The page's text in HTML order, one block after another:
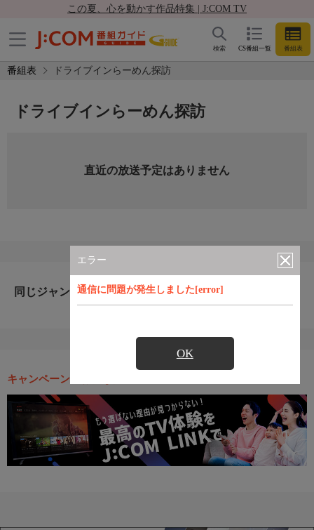
この夏、心を動かす作品特集 | J:COM TV
CS番組一覧 番組表
検索
番組表 ドライブインらーめん探訪
エラー
通信に問題が発生しました[error]
OK
ドライブインらーめん探訪
直近の放送予定はありません
同じジャンルのおすすめ番組
キャンペーン・お得な情報